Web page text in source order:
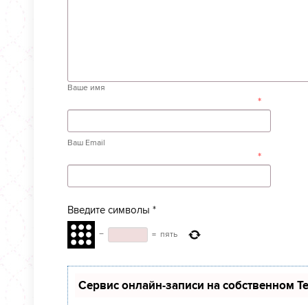
Ваше имя
*
Ваш Email
*
Введите символы *
− = пять
Сервис онлайн-записи на собственном